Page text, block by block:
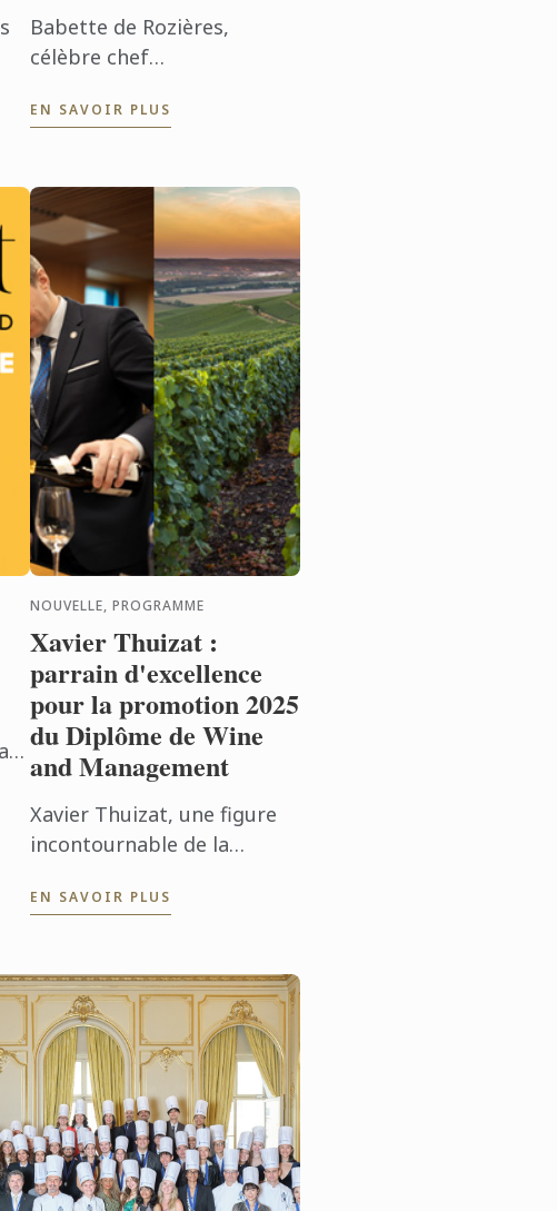
Babette de Rozières,
célèbre chef
ambassadrice de la cuisine
d'ateliers culinaires dans
nos nouveaux ...
EN SAVOIR PLUS
NOUVELLE, PROGRAMME
Xavier Thuizat :
parrain d'excellence
pour la promotion 2025
du Diplôme de Wine
and Management
Xavier Thuizat, une figure
incontournable de la
européenne, sera le parrain
Management en ...
EN SAVOIR PLUS